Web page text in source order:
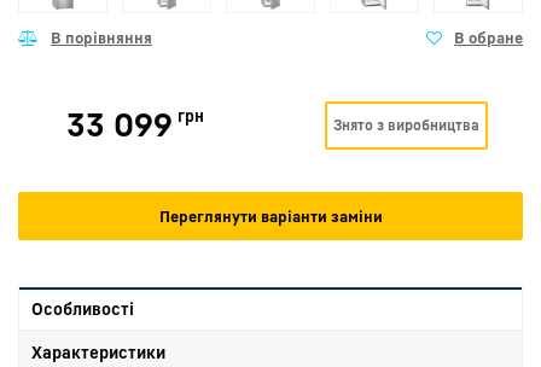
33 099 грн Знято з виробництва
Переглянути варіанти заміни
Особливості
Характеристики